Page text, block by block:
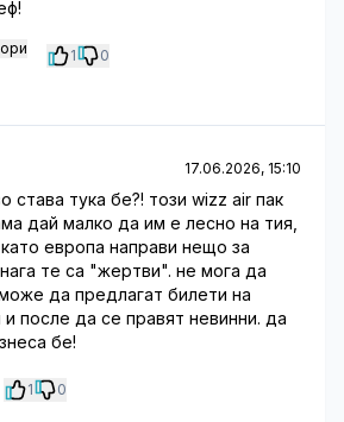
1 0
17.06.2026, 15:10
става тука бе?! този wizz air пак
дай малко да им е лесно на тия,
европа направи нещо за
те са "жертви". не мога да
да предлагат билети на
после да се правят невинни. да
бе!
1 0